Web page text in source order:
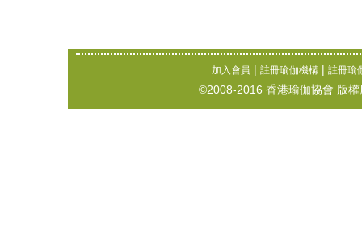
加入會員 | 註冊瑜伽機構 | 註冊瑜
©2008-2016 香港瑜伽協會 版